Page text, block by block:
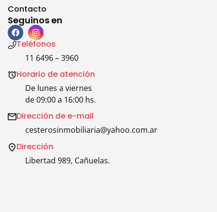
Contacto
Seguinos en
Teléfonos
11 6496 – 3960
Horario de atención
De lunes a viernes
de 09:00 a 16:00 hs.
Dirección de e-mail
cesterosinmobiliaria@yahoo.com.ar
Dirección
Libertad 989, Cañuelas.